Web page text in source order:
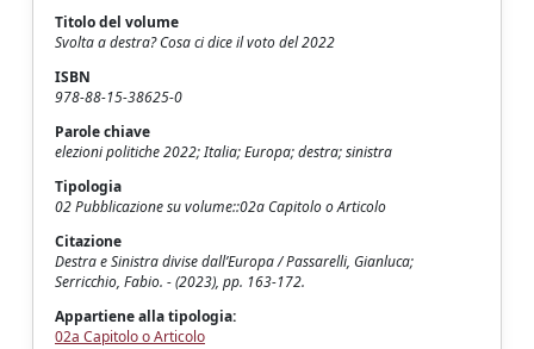
Titolo del volume
Svolta a destra? Cosa ci dice il voto del 2022
ISBN
978-88-15-38625-0
Parole chiave
elezioni politiche 2022; Italia; Europa; destra; sinistra
Tipologia
02 Pubblicazione su volume::02a Capitolo o Articolo
Citazione
Destra e Sinistra divise dall’Europa / Passarelli, Gianluca;
Serricchio, Fabio. - (2023), pp. 163-172.
Appartiene alla tipologia:
02a Capitolo o Articolo